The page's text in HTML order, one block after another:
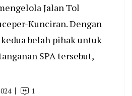
Jalan Tol
Kunciran. Dengan
belah pihak untuk
SPA tersebut,
1